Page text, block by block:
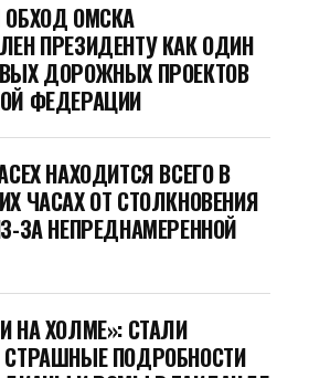
ОМСКА
ПРЕЗИДЕНТУ КАК ОДИН
ДОРОЖНЫХ ПРОЕКТОВ
ФЕДЕРАЦИИ
НАХОДИТСЯ ВСЕГО В
ЧАСАХ ОТ СТОЛКНОВЕНИЯ
ЗА НЕПРЕДНАМЕРЕННОЙ
НА ХОЛМЕ»: СТАЛИ
СТРАШНЫЕ ПОДРОБНОСТИ